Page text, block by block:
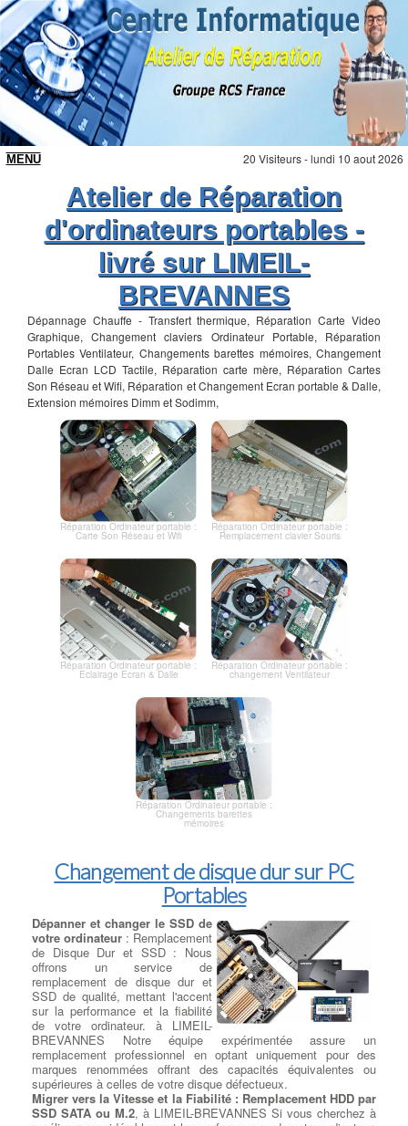
20 Visiteurs - lundi 10 aout 2026
Atelier de Réparation
d'ordinateurs portables -
livré sur LIMEIL-
BREVANNES
Dépannage Chauffe - Transfert thermique, Réparation Carte Video
Graphique, Changement claviers Ordinateur Portable, Réparation
Portables Ventilateur, Changements barettes mémoires, Changement
Dalle Ecran LCD Tactile, Réparation carte mère, Réparation Cartes
Son Réseau et Wifi, Réparation et Changement Ecran portable & Dalle,
Extension mémoires Dimm et Sodimm,
Réparation Ordinateur portable :
Carte Son Réseau et Wifi
Réparation Ordinateur portable :
Remplacement clavier Souris
Réparation Ordinateur portable :
Eclairage Ecran & Dalle
Réparation Ordinateur portable :
changement Ventilateur
Réparation Ordinateur portable :
Changements barettes
mémoires
Changement de disque dur sur PC
Portables
Dépanner et changer le SSD de
votre ordinateur : Remplacement
de Disque Dur et SSD : Nous
offrons un service de
remplacement de disque dur et
SSD de qualité, mettant l'accent
sur la performance et la fiabilité
de votre ordinateur. à LIMEIL-
BREVANNES Notre équipe expérimentée assure un
remplacement professionnel en optant uniquement pour des
marques renommées offrant des capacités équivalentes ou
supérieures à celles de votre disque défectueux.
Migrer vers la Vitesse et la Fiabilité : Remplacement HDD par
SSD SATA ou M.2, à LIMEIL-BREVANNES Si vous cherchez à